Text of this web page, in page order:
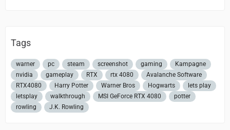
Tags
warner pc steam screenshot gaming
Kampagne
nvidia
gameplay RTX rtx 4080
Avalanche Software
RTX4080
Harry Potter Warner Bros Hogwarts
lets play
letsplay
walkthrough MSI GeForce RTX 4080
potter
rowling
J.K. Rowling